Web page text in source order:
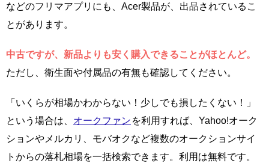
などのフリマアプリにも、Acer製品が、出品されているこ
とがあります。
中古ですが、新品よりも安く購入できることがほとんど。
ただし、衛生面や付属品の有無も確認してください。
「いくらが相場かわからない！少しでも損したくない！」
という場合は、 オークファン を利用すれば、Yahoo!オーク
ションやメルカリ、モバオクなど複数のオークションサイ
トからの落札相場を一括検索できます。利用は無料です。